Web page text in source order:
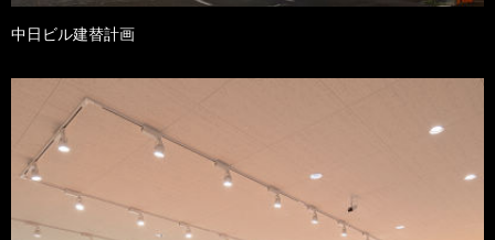
中日ビル建替計画